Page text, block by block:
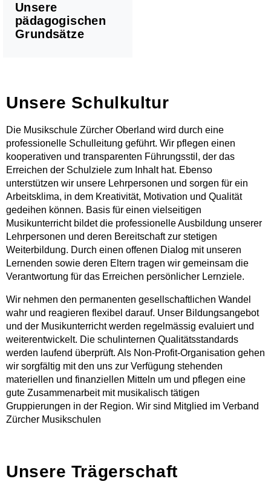
Musikunterricht
Instrumente Übersicht
Lehrpersonen
Orte
Mietinstrumente
Ortsvertretungen
Info-Tag / Schnuppern
Unsere
pädagogischen
Grundsätze
Unsere Schulkultur
Die Musikschule Zürcher Oberland wird durch eine
professionelle Schulleitung geführt. Wir pflegen einen
kooperativen und transparenten Führungsstil, der das
Erreichen der Schulziele zum Inhalt hat. Ebenso
unterstützen wir unsere Lehrpersonen und sorgen für ein
Arbeitsklima, in dem Kreativität, Motivation und Qualität
gedeihen können. Basis für einen vielseitigen
Musikunterricht bildet die professionelle Ausbildung unserer
Lehrpersonen und deren Bereitschaft zur stetigen
Weiterbildung. Durch einen offenen Dialog mit unseren
Lernenden sowie deren Eltern tragen wir gemeinsam die
Verantwortung für das Erreichen persönlicher Lernziele.
Wir nehmen den permanenten gesellschaftlichen Wandel
wahr und reagieren flexibel darauf. Unser Bildungsangebot
und der Musikunterricht werden regelmässig evaluiert und
weiterentwickelt. Die schulinternen Qualitätsstandards
werden laufend überprüft. Als Non-Profit-Organisation gehen
wir sorgfältig mit den uns zur Verfügung stehenden
materiellen und finanziellen Mitteln um und pflegen eine
gute Zusammenarbeit mit musikalisch tätigen
Gruppierungen in der Region. Wir sind Mitglied im Verband
Zürcher Musikschulen
Unsere Trägerschaft